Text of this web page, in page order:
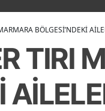
BÖLGESİ’NDEKİ
TIRI